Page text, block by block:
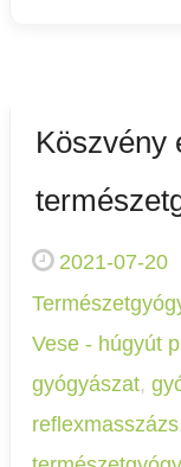
Köszvény
2021-07-20
Vese - húgyút
gyógyászat,
reflexmasszázs